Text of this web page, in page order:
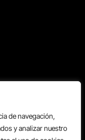
de navegación,
y analizar nuestro
reservados.